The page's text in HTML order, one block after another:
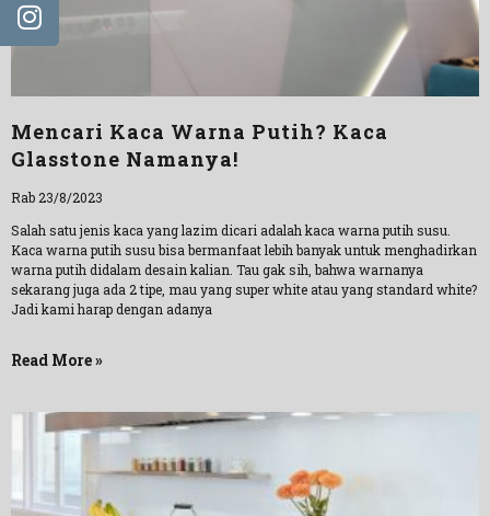
Mencari Kaca Warna Putih? Kaca
Glasstone Namanya!
Rab 23/8/2023
Salah satu jenis kaca yang lazim dicari adalah kaca warna putih susu.
Kaca warna putih susu bisa bermanfaat lebih banyak untuk menghadirkan
warna putih didalam desain kalian. Tau gak sih, bahwa warnanya
sekarang juga ada 2 tipe, mau yang super white atau yang standard white?
Jadi kami harap dengan adanya
Read More »